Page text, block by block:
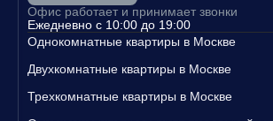
разнообразных деревьев, высаженных
защитят прогулочную зону "Амбер Сити
Свяжитесь с нами уже сегодня, чтобы узнать
редложениях и записаться на просмотр
Офис работает и принимает звонки
Ежедневно с 10:00 до 19:00
Однокомнатные квартиры в Москве
Двухкомнатные квартиры в Москве
Трехкомнатные квартиры в Москве